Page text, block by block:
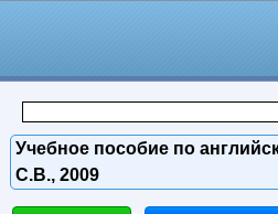
Учебное пособие по
С.В., 2009